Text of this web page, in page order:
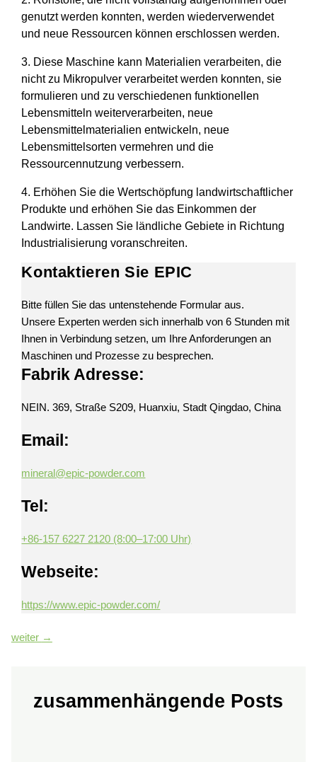
genutzt werden konnten, werden wiederverwendet
und neue Ressourcen können erschlossen werden.
3. Diese Maschine kann Materialien verarbeiten, die
nicht zu Mikropulver verarbeitet werden konnten, sie
formulieren und zu verschiedenen funktionellen
Lebensmitteln weiterverarbeiten, neue
Lebensmittelmaterialien entwickeln, neue
Lebensmittelsorten vermehren und die
Ressourcennutzung verbessern.
4. Erhöhen Sie die Wertschöpfung landwirtschaftlicher
Produkte und erhöhen Sie das Einkommen der
Landwirte. Lassen Sie ländliche Gebiete in Richtung
Industrialisierung voranschreiten.
Kontaktieren Sie EPIC
Bitte füllen Sie das untenstehende Formular aus.
Unsere Experten werden sich innerhalb von 6 Stunden mit
Ihnen in Verbindung setzen, um Ihre Anforderungen an
Maschinen und Prozesse zu besprechen.
Fabrik Adresse:
NEIN. 369, Straße S209, Huanxiu, Stadt Qingdao, China
Email:
mineral@epic-powder.com
Tel:
+86-157 6227 2120 (8:00–17:00 Uhr)
Webseite:
https://www.epic-powder.com/
weiter →
zusammenhängende Posts